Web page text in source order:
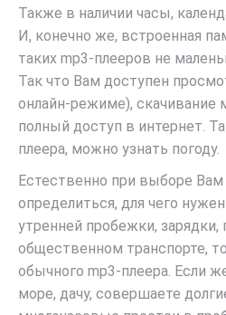
Также в наличии часы,
И, конечно же, встроенная
таких mp3-плееров не
Так что Вам доступен
онлайн-режиме), скачивание
полный доступ в интернет.
плеера, можно узнать погоду.
Естественно при выборе
определиться, для чего
утренней пробежки, зарядки,
общественном транспорте,
обычного mp3-плеера. Если
море, дачу, совершаете